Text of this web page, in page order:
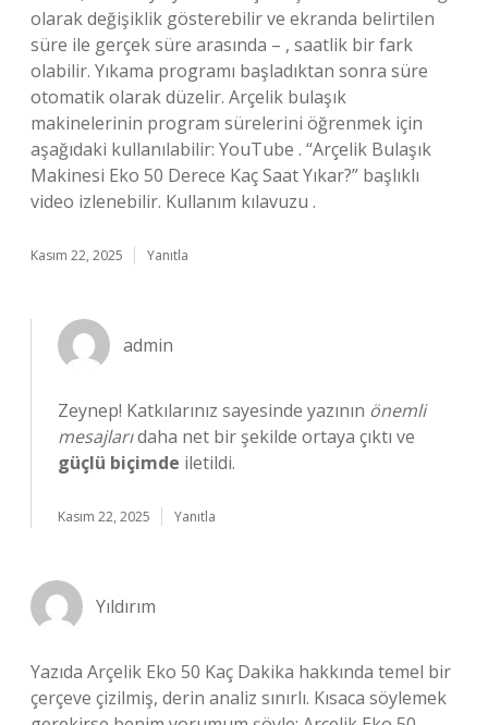
olarak değişiklik gösterebilir ve ekranda belirtilen
süre ile gerçek süre arasında – , saatlik bir fark
olabilir. Yıkama programı başladıktan sonra süre
otomatik olarak düzelir. Arçelik bulaşık
makinelerinin program sürelerini öğrenmek için
aşağıdaki kullanılabilir: YouTube . “Arçelik Bulaşık
Makinesi Eko 50 Derece Kaç Saat Yıkar?” başlıklı
video izlenebilir. Kullanım kılavuzu .
Kasım 22, 2025 Yanıtla
admin
Zeynep! Katkılarınız sayesinde yazının önemli
mesajlarıdaha net bir şekilde ortaya çıktı ve
güçlü biçimde iletildi.
Kasım 22, 2025 Yanıtla
Yıldırım
Yazıda Arçelik Eko 50 Kaç Dakika hakkında temel bir
çerçeve çizilmiş, derin analiz sınırlı. Kısaca söylemek